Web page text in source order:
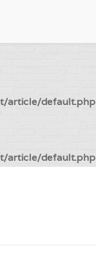
article/default.php
article/default.php